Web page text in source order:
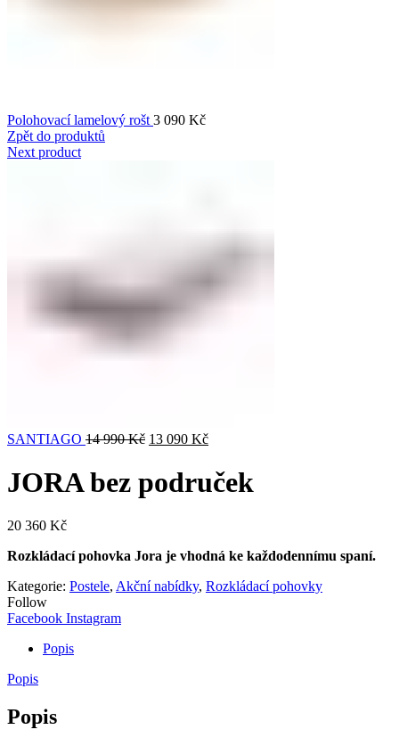
Polohovací lamelový rošt 3 090 Kč
Zpět do produktů
Next product
SANTIAGO 14 990Kč 13 090 Kč
JORA bez područek
20 360 Kč
Rozkládací pohovka Jora je vhodná ke každodennímu spaní.
Kategorie: Postele, Akční nabídky, Rozkládací pohovky
Follow
Facebook Instagram
Popis
Popis
Popis